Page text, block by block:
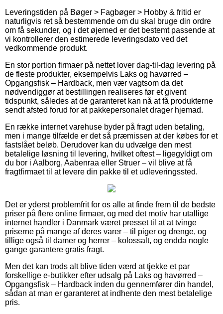
Leveringstiden på Bøger > Fagbøger > Hobby & fritid er
naturligvis ret så bestemmende om du skal bruge din ordre
om få sekunder, og i det øjemed er det bestemt passende at
vi kontrollerer den estimerede leveringsdato ved det
vedkommende produkt.
En stor portion firmaer på nettet lover dag-til-dag levering på
de fleste produkter, eksempelvis Laks og havørred –
Opgangsfisk – Hardback, men vær vagtsom da det
nødvendiggør at bestillingen realiseres før et givent
tidspunkt, således at de garanteret kan nå at få produkterne
sendt afsted forud for at pakkepersonalet drager hjemad.
En række internet varehuse byder på fragt uden betaling,
men i mange tilfælde er det så præmissen at der købes for et
fastslået beløb. Derudover kan du udvælge den mest
betalelige løsning til levering, hvilket oftest – ligegyldigt om
du bor i Aalborg, Aabenraa eller Struer – vil blive at få
fragtfirmaet til at levere din pakke til et udleveringssted.
Det er yderst problemfrit for os alle at finde frem til de bedste
priser på flere online firmaer, og med det motiv har utallige
internet handler i Danmark været presset til at at tvinge
priserne på mange af deres varer – til piger og drenge, og
tillige også til damer og herrer – kolossalt, og endda nogle
gange garantere gratis fragt.
Men det kan trods alt blive tiden værd at tjekke et par
forskellige e-butikker efter udsalg på Laks og havørred –
Opgangsfisk – Hardback inden du gennemfører din handel,
sådan at man er garanteret at indhente den mest betalelige
pris.